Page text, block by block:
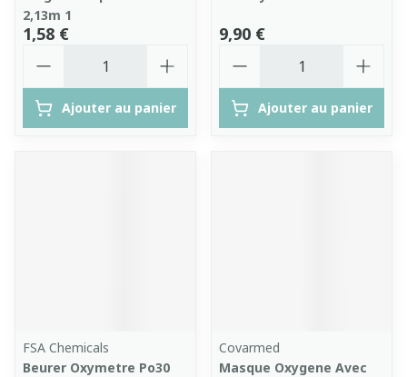
2,13m 1
1,58 €
Ajouter au panier
9,90 €
Ajouter au panier
FSA Chemicals
Beurer Oxymetre Po30
Covarmed
Masque Oxygene Avec